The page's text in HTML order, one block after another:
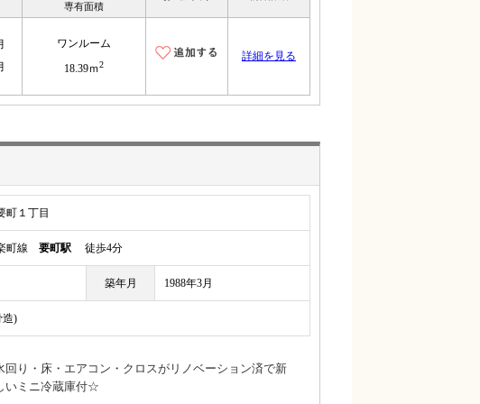
専有面積
ワンルーム
18.39ｍ2
詳細を見る
町１丁目
町線 要町駅 徒歩4分
築年月 1988年3月
造)
り・床・エアコン・クロスがリノベーション済で新
いミニ冷蔵庫付☆